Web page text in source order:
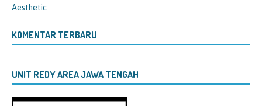
Aesthetic
KOMENTAR TERBARU
UNIT REDY AREA JAWA TENGAH